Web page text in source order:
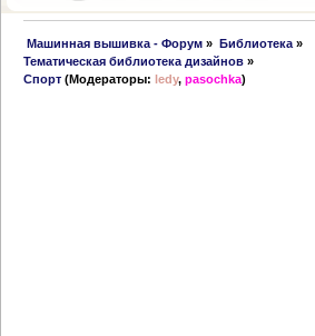
Машинная вышивка - Форум » Библиотека»
Тематическая библиотека дизайнов »
Спорт (Модераторы:ledy,pasochka)